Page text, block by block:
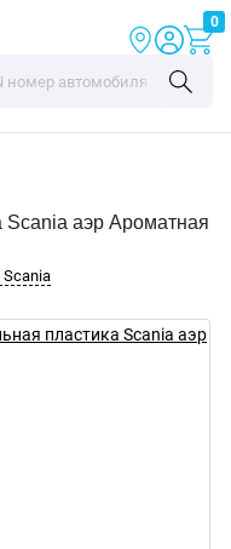
0
Scania аэр Ароматная